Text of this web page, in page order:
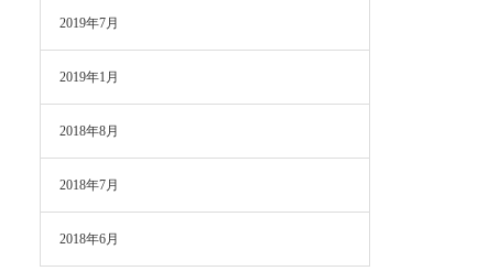
2019年7月
2019年1月
2018年8月
2018年7月
2018年6月